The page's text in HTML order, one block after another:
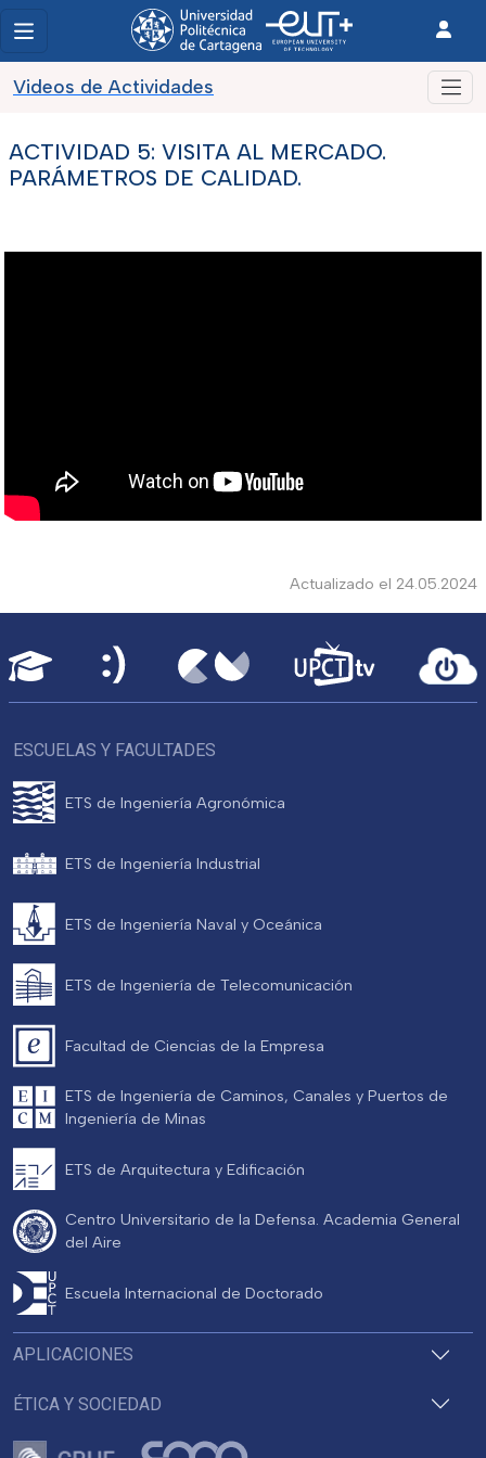
Videos de Actividades
ACTIVIDAD 5: VISITA AL MERCADO.
PARÁMETROS DE CALIDAD.
Actualizado el 24.05.2024
APLICACIONES
ÉTICA Y SOCIEDAD
ESCUELAS Y FACULTADES
ETS de Ingeniería Agronómica
ETS de Ingeniería Industrial
ETS de Ingeniería Naval y Oceánica
ETS de Ingeniería de Telecomunicación
Facultad de Ciencias de la Empresa
ETS de Ingeniería de Caminos, Canales y Puertos de
Ingeniería de Minas
ETS de Arquitectura y Edificación
Centro Universitario de la Defensa. Academia General
del Aire
Escuela Internacional de Doctorado